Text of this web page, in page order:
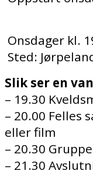
Onsdager kl.
Sted:
Slik ser en
– 19.30
– 20.00 Felles
eller film
– 20.30
– 21.30